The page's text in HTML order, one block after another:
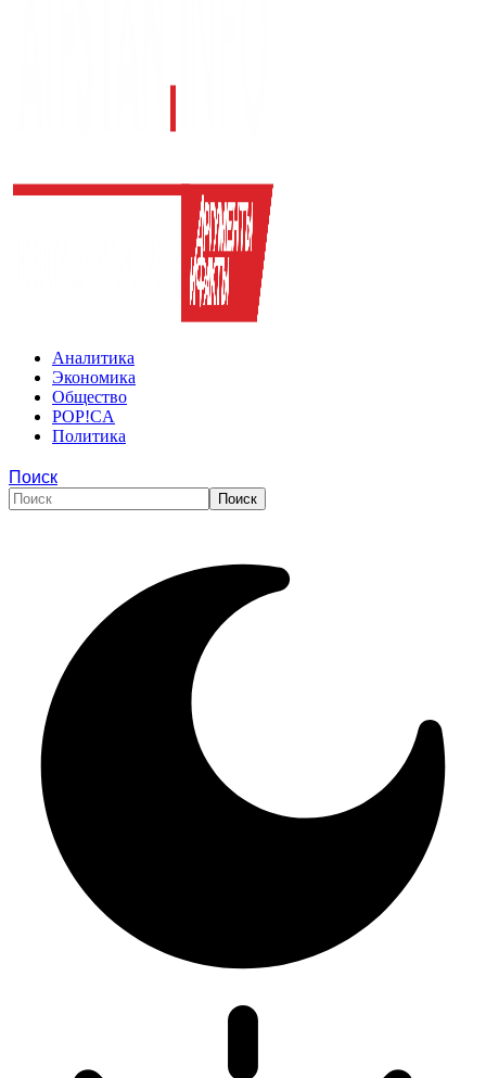
Аналитика
Экономика
Общество
POP!CA
Политика
Поиск